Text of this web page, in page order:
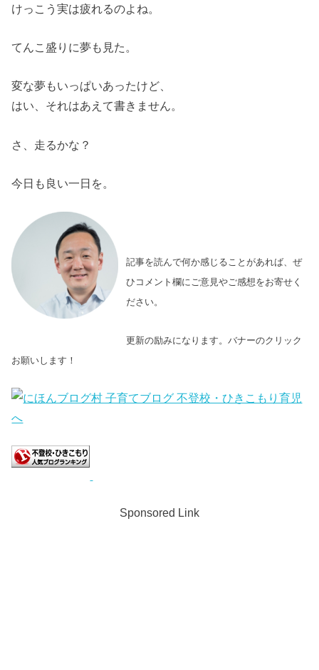
けっこう実は疲れるのよね。
てんこ盛りに夢も見た。
変な夢もいっぱいあったけど、
はい、それはあえて書きません。
さ、走るかな？
今日も良い一日を。
記事を読んで何か感じることがあれば、ぜ
ひコメント欄にご意見やご感想をお寄せく
ださい。
更新の励みになります。バナーのクリック
お願いします！
Sponsored Link